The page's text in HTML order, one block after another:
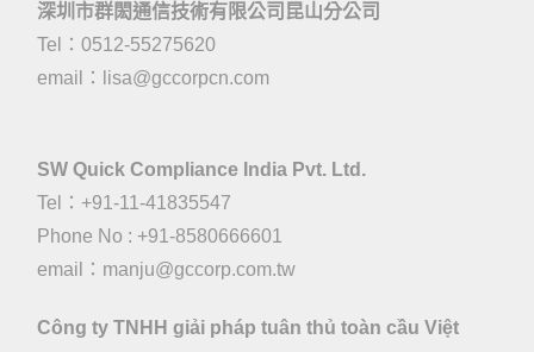
深圳市群閎通信技術有限公司昆山分公司
Tel：0512-55275620
email：
lisa@gccorpcn.com
SW Quick Compliance India Pvt. Ltd.
Tel：+91-11-41835547
Phone No : +91-8580666601
email：manju@gccorp.com.tw
Công ty TNHH giải pháp tuân thủ toàn cầu Việt